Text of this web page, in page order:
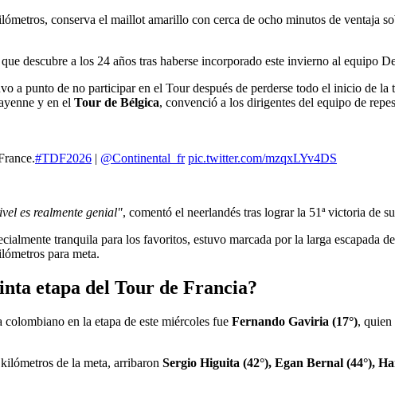
conserva el maillot amarillo con cerca de ocho minutos de ventaja
que descubre a los 24 años tras haberse incorporado este invierno al equipo
a punto de no participar en el Tour después de perderse todo el inicio de
y en el Tour de Bélgica, convenció a los dirigentes del equipo de
#TDF2026 | @Continental_fr pic.twitter.com/mzqxLYv4DS
es realmente genial", comentó el neerlandés tras lograr la 51ª victoria de
tranquila para los favoritos, estuvo marcada por la larga escapada
para meta.
etapa del Tour de Francia?
en la etapa de este miércoles fue Fernando Gaviria (17°), quien
de la meta, arribaron Sergio Higuita (42°), Egan Bernal (44°),